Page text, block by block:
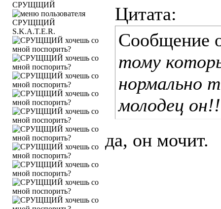
СРУЩЩИЙ
S.K.A.T.E.R.
Цитата:
Сообщение
тому
нормально
молодец он!!
да, он мочит.